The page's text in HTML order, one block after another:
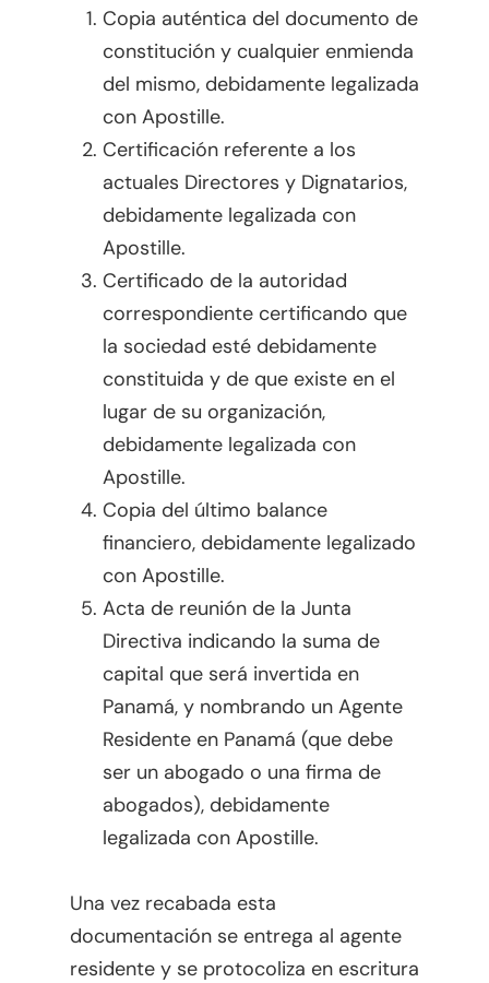
Copia auténtica del documento de
constitución y cualquier enmienda
del mismo, debidamente legalizada
con Apostille.
Certificación referente a los
actuales Directores y Dignatarios,
debidamente legalizada con
Apostille.
Certificado de la autoridad
correspondiente certificando que
la sociedad esté debidamente
constituida y de que existe en el
lugar de su organización,
debidamente legalizada con
Apostille.
Copia del último balance
financiero, debidamente legalizado
con Apostille.
Acta de reunión de la Junta
Directiva indicando la suma de
capital que será invertida en
Panamá, y nombrando un Agente
Residente en Panamá (que debe
ser un abogado o una firma de
abogados), debidamente
legalizada con Apostille.
Una vez recabada esta
documentación se entrega al agente
residente y se protocoliza en escritura